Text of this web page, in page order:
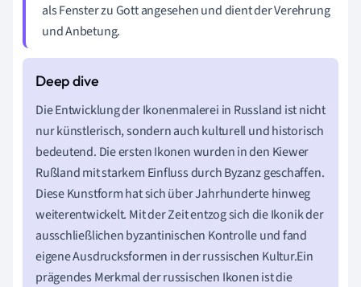
als Fenster zu Gott angesehen und dient der Verehrung
und Anbetung.
Die Entwicklung der Ikonenmalerei in Russland ist nicht
nur künstlerisch, sondern auch kulturell und historisch
bedeutend. Die ersten Ikonen wurden in den Kiewer
Rußland mit starkem Einfluss durch Byzanz geschaffen.
Diese Kunstform hat sich über Jahrhunderte hinweg
weiterentwickelt. Mit der Zeit entzog sich die Ikonik der
ausschließlichen byzantinischen Kontrolle und fand
eigene Ausdrucksformen in der russischen Kultur.Ein
prägendes Merkmal der russischen Ikonen ist die